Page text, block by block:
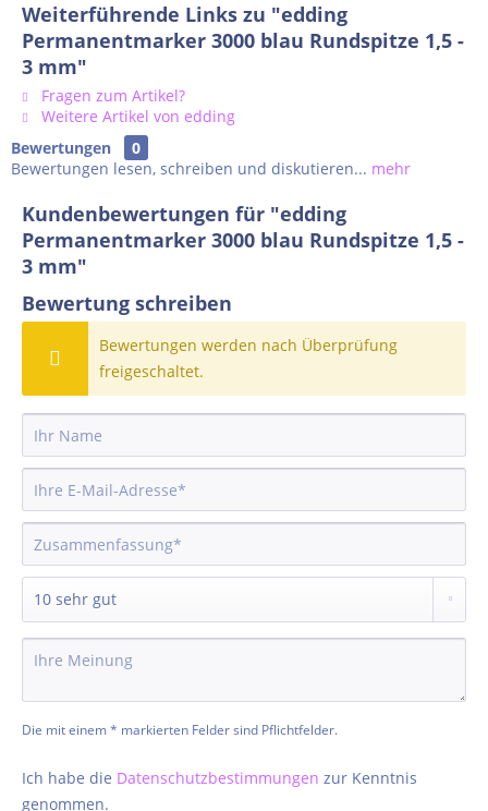
Weiterführende Links zu "edding
Permanentmarker 3000 blau Rundspitze 1,5 -
3 mm"
Fragen zum Artikel?
Weitere Artikel von edding
Bewertungen
0
Bewertungen lesen, schreiben und diskutieren... mehr
Kundenbewertungen für "edding
Permanentmarker 3000 blau Rundspitze 1,5 -
3 mm"
Bewertung schreiben
Bewertungen werden nach Überprüfung
freigeschaltet.
Die mit einem * markierten Felder sind Pflichtfelder.
Ich habe die Datenschutzbestimmungen zur Kenntnis
genommen.